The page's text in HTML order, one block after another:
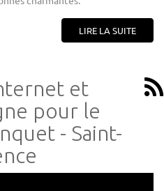
LIRE LA SUITE
et
pour le
- Saint-